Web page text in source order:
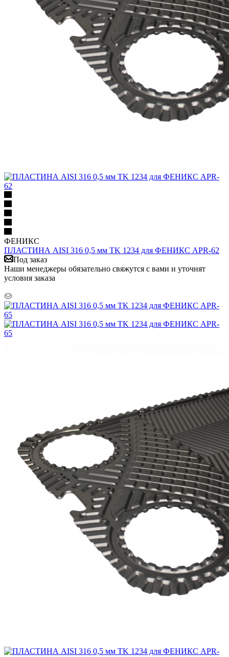
ФЕНИКС
ПЛАСТИНА AISI 316 0,5 мм TK 1234 для ФЕНИКС APR-62
Под заказ
Наши менеджеры обязательно свяжутся с вами и уточнят
условия заказа